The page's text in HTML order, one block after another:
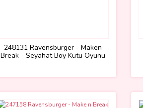
248131 Ravensburger - Maken
Break - Seyahat Boy Kutu Oyunu